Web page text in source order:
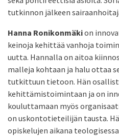
tutkinnon jälkeen
Hanna Ronikonmäkion
keinoja kehittää vanhoja
uutta. Hannalla on aitoa
malleja kohtaan ja halu ottaa
tutkittuun tietoon. Hän
kehittämistoimintaan ja on
kouluttamaan myös
on uskontotieteilijän tausta.
opiskelujen aikana